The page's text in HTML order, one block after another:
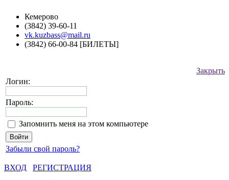
Кемерово
(3842) 39-60-11
vk.kuzbass@mail.ru
(3842) 66-00-84 [БИЛЕТЫ]
Закрыть
Логин:
Пароль:
Запомнить меня на этом компьютере
Забыли свой пароль?
ВХОД
РЕГИСТРАЦИЯ